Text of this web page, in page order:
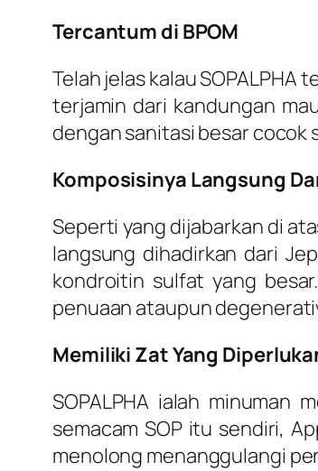
Tercantum di BPOM
Telah jelas kalau SOPALPHA
terjamin dari kandungan
dengan sanitasi besar cocok
Komposisinya Langsung
Seperti yang dijabarkan di
langsung dihadirkan dari
kondroitin sulfat yang
penuaan ataupun
Memiliki Zat Yang
SOPALPHA ialah
semacam SOP itu sendiri,
menolong menanggulangi